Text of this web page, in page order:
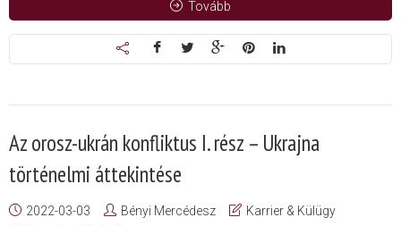
Tovább
Az orosz-ukrán konfliktus I. rész – Ukrajna
történelmi áttekintése
2022-03-03 Bényi Mercédesz
Karrier & Külügy